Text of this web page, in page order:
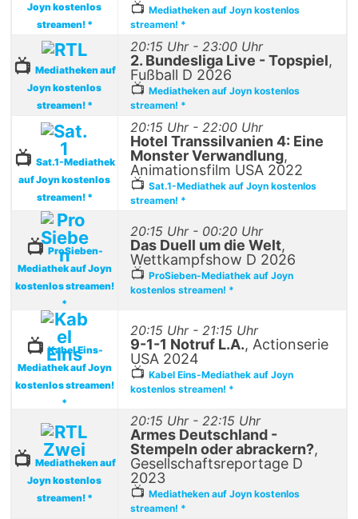
Joyn kostenlos
streamen! *
📺 Mediatheken auf Joyn kostenlos
streamen! *
📺 Mediatheken auf
Joyn kostenlos
streamen! *
20:15 Uhr - 23:00 Uhr
2. Bundesliga Live - Topspiel,
Fußball D 2026
📺 Mediatheken auf Joyn kostenlos
streamen! *
📺 Sat.1-Mediathek
auf Joyn kostenlos
streamen! *
20:15 Uhr - 22:00 Uhr
Hotel Transsilvanien 4: Eine
Monster Verwandlung,
Animationsfilm USA 2022
📺 Sat.1-Mediathek auf Joyn kostenlos
streamen! *
📺ProSieben-
Mediathek auf Joyn
kostenlos streamen!
*
20:15 Uhr - 00:20 Uhr
Das Duell um die Welt,
Wettkampfshow D 2026
📺 ProSieben-Mediathek auf Joyn
kostenlos streamen! *
📺Kabel Eins-
Mediathek auf Joyn
kostenlos streamen!
*
20:15 Uhr - 21:15 Uhr
9-1-1 Notruf L.A., Actionserie
USA 2024
📺 Kabel Eins-Mediathek auf Joyn
kostenlos streamen! *
📺 Mediatheken auf
Joyn kostenlos
streamen! *
20:15 Uhr - 22:15 Uhr
Armes Deutschland -
Stempeln oder abrackern?,
Gesellschaftsreportage D
2023
📺 Mediatheken auf Joyn kostenlos
streamen! *